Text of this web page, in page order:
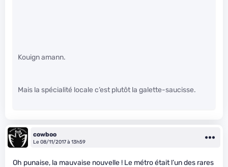
Kouign amann.
Mais la spécialité locale c’est plutôt la galette-saucisse.
cowboo
Le 08/11/2017 à 13h59
Oh punaise, la mauvaise nouvelle ! Le métro était l’un des rares